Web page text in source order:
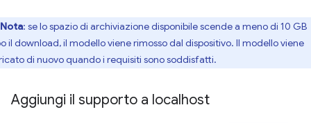
Nota: se lo spazio di archiviazione disponibile scende a meno di 10 GB
il download, il modello viene rimosso dal dispositivo. Il modello viene
di nuovo quando i requisiti sono soddisfatti.
Aggiungi il supporto a localhost